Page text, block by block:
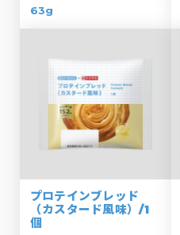
63g
プロテインブレッド
（カスタード風味）/1
個